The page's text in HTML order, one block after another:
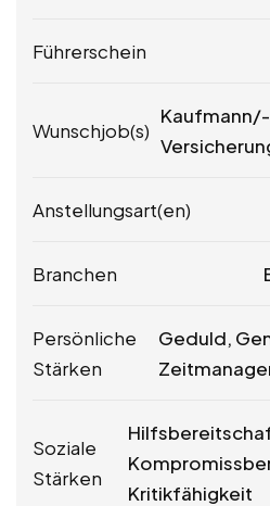
Führerschein
Wunschjob(s)
Anstellungsart(en)
Branchen
Persönliche
Stärken
Geduld,
Soziale
Stärken
Kritikfähigkeit